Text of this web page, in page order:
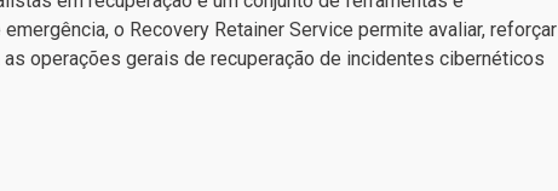
o Recovery Retainer Service permite avaliar, reforçar
operações gerais de recuperação de incidentes cibernéticos